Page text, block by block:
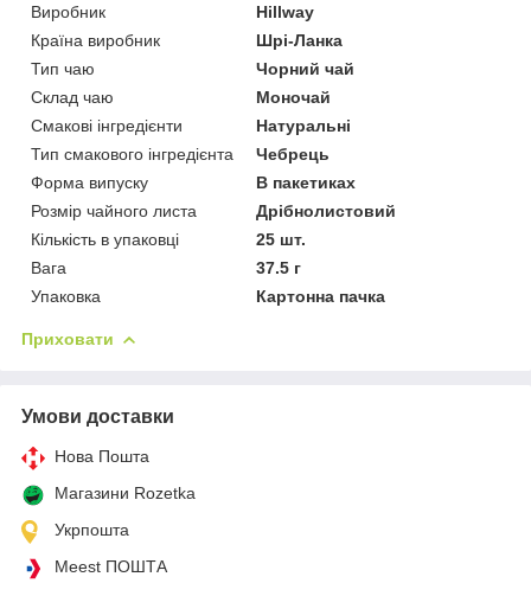
Виробник
Hillway
Країна виробник
Шрі-Ланка
Тип чаю
Чорний чай
Склад чаю
Моночай
Смакові інгредієнти
Натуральні
Тип смакового інгредієнта
Чебрець
Форма випуску
В пакетиках
Розмір чайного листа
Дрібнолистовий
Кількість в упаковці
25 шт.
Вага
37.5 г
Упаковка
Картонна пачка
Приховати
Умови доставки
Нова Пошта
Магазини Rozetka
Укрпошта
Meest ПОШТА